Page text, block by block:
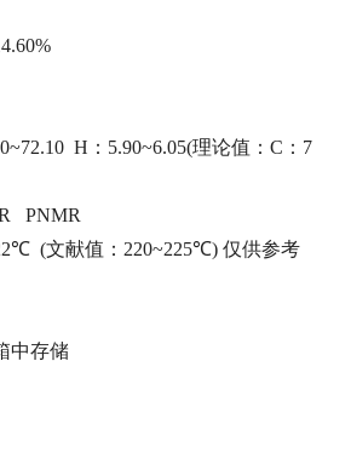
H ： 5.90~6.05(理论值： C ： 7
PNMR
℃(文献值： 220~225℃) 仅供参考
中存储